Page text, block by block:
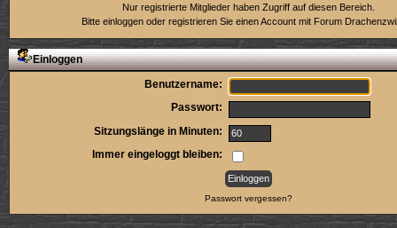
Nur registrierte Mitglieder haben Zugriff auf diesen Bereich.
Bitte einloggen oder registrieren Sie einen Account mit Forum
Einloggen
Benutzername:
Passwort:
Sitzungslänge in Minuten:
Immer eingeloggt bleiben:
Passwort vergessen?